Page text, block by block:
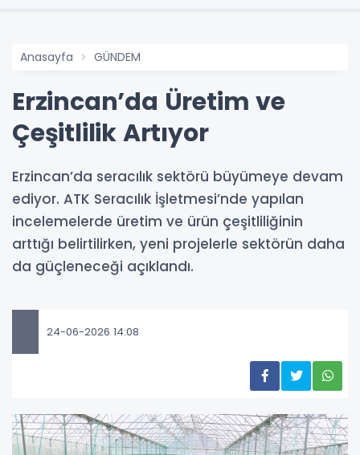
Anasayfa GÜNDEM
Erzincan’da Üretim ve
Çeşitlilik Artıyor
Erzincan’da seracılık sektörü büyümeye devam
ediyor. ATK Seracılık İşletmesi’nde yapılan
incelemelerde üretim ve ürün çeşitliliğinin
arttığı belirtilirken, yeni projelerle sektörün daha
da güçleneceği açıklandı.
24-06-2026 14:08